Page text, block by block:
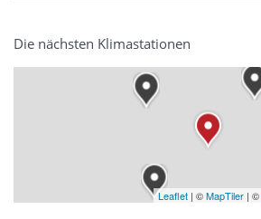
Die nächsten Klimastationen
Leaflet | ©MapTiler | ©